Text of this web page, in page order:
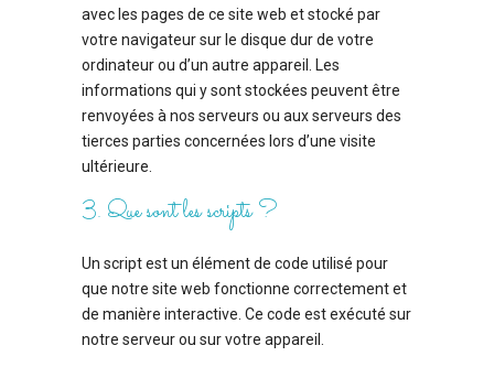
avec les pages de ce site web et stocké par
votre navigateur sur le disque dur de votre
ordinateur ou d’un autre appareil. Les
informations qui y sont stockées peuvent être
renvoyées à nos serveurs ou aux serveurs des
tierces parties concernées lors d’une visite
ultérieure.
3. Que sont les scripts ?
Un script est un élément de code utilisé pour
que notre site web fonctionne correctement et
de manière interactive. Ce code est exécuté sur
notre serveur ou sur votre appareil.